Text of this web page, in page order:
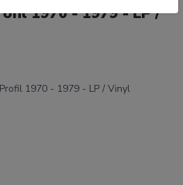
1970 - 1979 - LP /